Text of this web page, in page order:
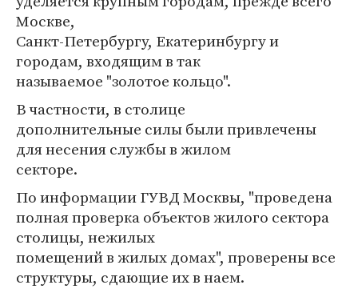
Москве,
Санкт-Петербургу, Екатеринбургу и
городам, входящим в так
называемое "золотое кольцо".
В частности, в столице
дополнительные силы были привлечены
для несения службы в жилом
секторе.
По информации ГУВД Москвы, "проведена
полная проверка объектов жилого сектора
столицы, нежилых
помещений в жилых домах", проверены все
структуры, сдающие их в наем.